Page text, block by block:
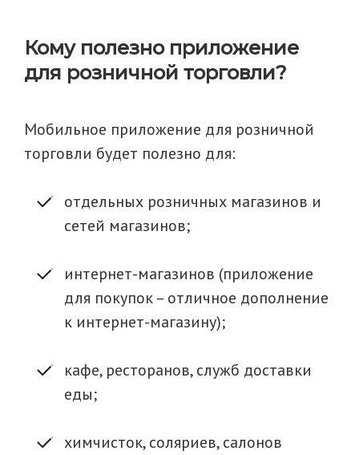
Кому полезно приложение
для розничной торговли?
Мобильное приложение для розничной
торговли будет полезно для:
отдельных розничных магазинов и
сетей магазинов;
интернет-магазинов (приложение
для покупок – отличное дополнение
к интернет-магазину);
кафе, ресторанов, служб доставки
еды;
химчисток, соляриев, салонов